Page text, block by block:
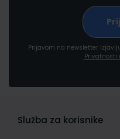
Prijavom na newsletter
Privatnosti
Služba za korisnike